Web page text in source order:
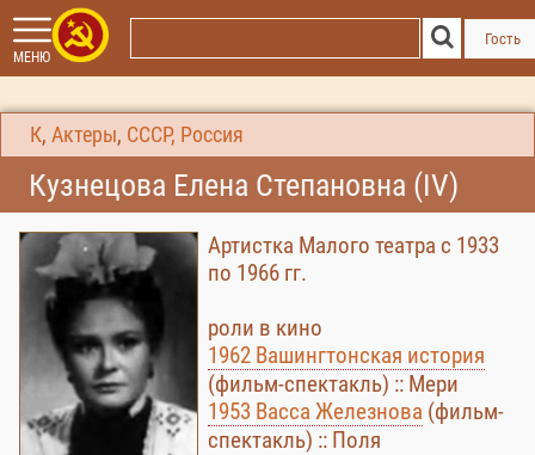
МЕНЮ
Гость
К, Актеры, СССР, Россия
Кузнецова Елена Степановна (IV)
Артистка Малого театра с 1933
по 1966 гг.
роли в кино
1962 Вашингтонская история
(фильм-спектакль) :: Мери
1953 Васса Железнова (фильм-
спектакль) :: Поля